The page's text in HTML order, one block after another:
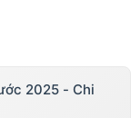
2025 - Chi